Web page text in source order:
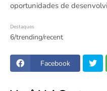
oportunidades de
Destaques
6/trending/recent
Facebook